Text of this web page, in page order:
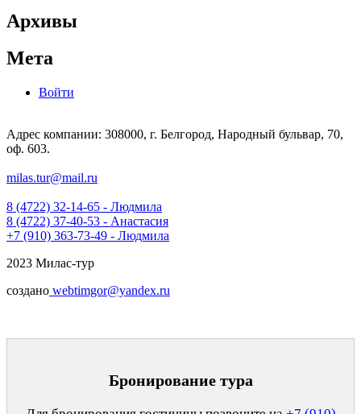
Архивы
Мета
Войти
Адрес компании: 308000, г. Белгород, Народный бульвар, 70,
оф. 603.
milas.tur@mail.ru
8 (4722) 32-14-65 - Людмила
8 (4722) 37-40-53 - Анастасия
+7 (910) 363-73-49 - Людмила
2023 Милас-тур
создано webtimgor@yandex.ru
Бронирование тура